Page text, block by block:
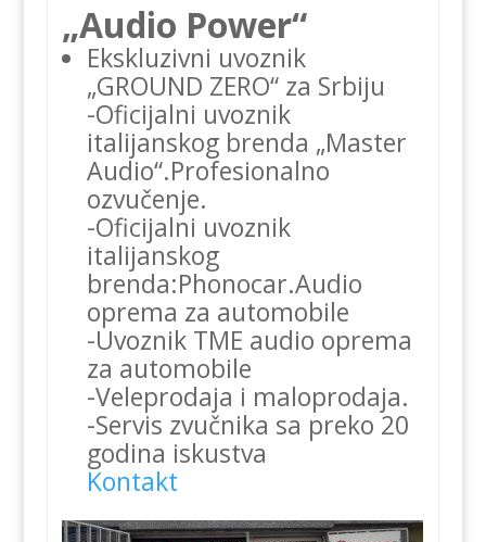
„Audio Power“
Ekskluzivni uvoznik
„GROUND ZERO“ za Srbiju
-Oficijalni uvoznik
italijanskog brenda „Master
Audio“.Profesionalno
ozvučenje.
-Oficijalni uvoznik
italijanskog
brenda:Phonocar.Audio
oprema za automobile
-Uvoznik TME audio oprema
za automobile
-Veleprodaja i maloprodaja.
-Servis zvučnika sa preko 20
godina iskustva
Kontakt